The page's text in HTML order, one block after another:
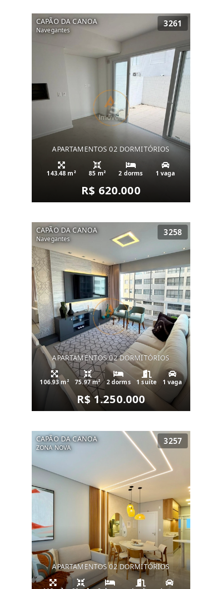
CAPÃO DA CANOA
Navegantes
3261
APARTAMENTOS 02 DORMITÓRIOS
143.48 m² 85 m² 2 dorms 1 vaga
R$ 620.000
CAPÃO DA CANOA
Navegantes
3258
APARTAMENTOS 02 DORMITÓRIOS
106.93 m² 75.97 m² 2 dorms 1 suíte 1 vaga
R$ 1.250.000
CAPÃO DA CANOA
ZONA NOVA
3257
APARTAMENTOS 02 DORMITÓRIOS